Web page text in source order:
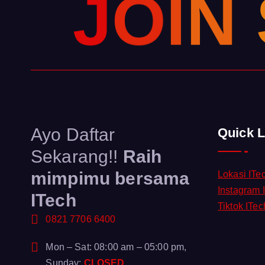
JOIN
Ayo Daftar
Sekarang!! Raih
mimpimu bersama
ITech
0821 7706 6400
Mon – Sat: 08:00 am – 05:00 pm,
Sunday: CLOSED
Quick
Lokasi
Instagram
Tiktok